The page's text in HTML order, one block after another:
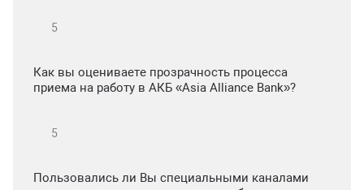
Как вы оцениваете прозрачность процесса
приема на работу в АКБ «Asia Alliance Bank»?
Пользовались ли Вы специальными каналами